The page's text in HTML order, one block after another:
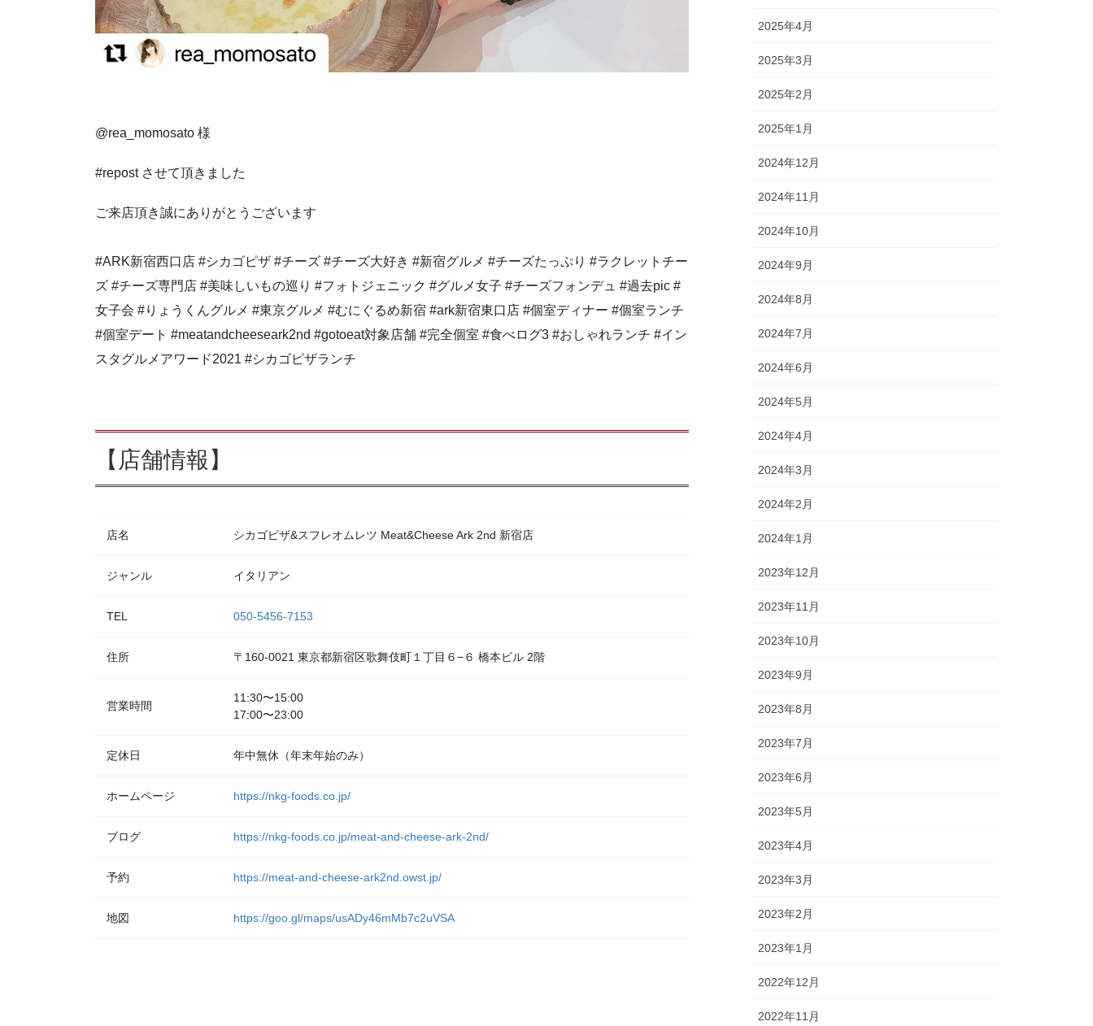
@rea_momosato 様
#repost させて頂きました
ご来店頂き誠にありがとうございます
#ARK新宿西口店 #シカゴピザ #チーズ #チーズ大好き #新宿グルメ #チーズたっぷり #ラクレットチー
ズ #チーズ専門店 #美味しいもの巡り #フォトジェニック #グルメ女子 #チーズフォンデュ #過去pic #
女子会 #りょうくんグルメ #東京グルメ #むにぐるめ新宿 #ark新宿東口店 #個室ディナー #個室ランチ
#個室デート #meatandcheeseark2nd #gotoeat対象店舗 #完全個室 #食べログ3 #おしゃれランチ #イン
スタグルメアワード2021 #シカゴピザランチ
【店舗情報】
店名 シカゴピザ&スフレオムレツ Meat&Cheese Ark 2nd 新宿店
ジャンル イタリアン
TEL 050-5456-7153
住所 〒160-0021 東京都新宿区歌舞伎町１丁目６−６ 橋本ビル 2階
営業時間
11:30〜15:00
17:00〜23:00
定休日 年中無休（年末年始のみ）
ホームページ https://nkg-foods.co.jp/
ブログ https://nkg-foods.co.jp/meat-and-cheese-ark-2nd/
予約 https://meat-and-cheese-ark2nd.owst.jp/
地図 https://goo.gl/maps/usADy46mMb7c2uVSA
2025年4月
2025年3月
2025年2月
2025年1月
2024年12月
2024年11月
2024年10月
2024年9月
2024年8月
2024年7月
2024年6月
2024年5月
2024年4月
2024年3月
2024年2月
2024年1月
2023年12月
2023年11月
2023年10月
2023年9月
2023年8月
2023年7月
2023年6月
2023年5月
2023年4月
2023年3月
2023年2月
2023年1月
2022年12月
2022年11月